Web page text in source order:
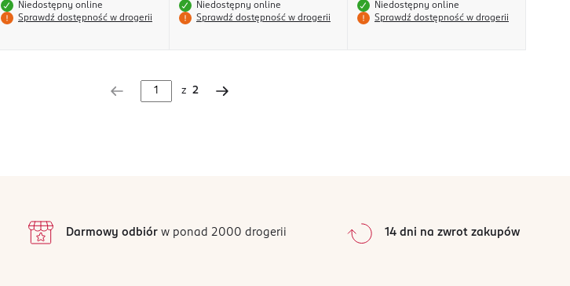
Niedostępny online
Sprawdź dostępność w drogerii
Niedostępny online
Sprawdź dostępność w drogerii
Niedostępny online
Sprawdź dostępność w drogerii
z 2
Darmowy odbiórw ponad 2000 drogerii 14 dni na zwrot zakupów